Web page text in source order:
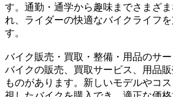
す。通勤・通学から趣味までさまざ
れ、ライダーの快適なバイクライフ
す。
バイク販売・買取・整備・用品のサ
バイクの販売、買取サービス、用品
ものがあります。新しいモデルやコ